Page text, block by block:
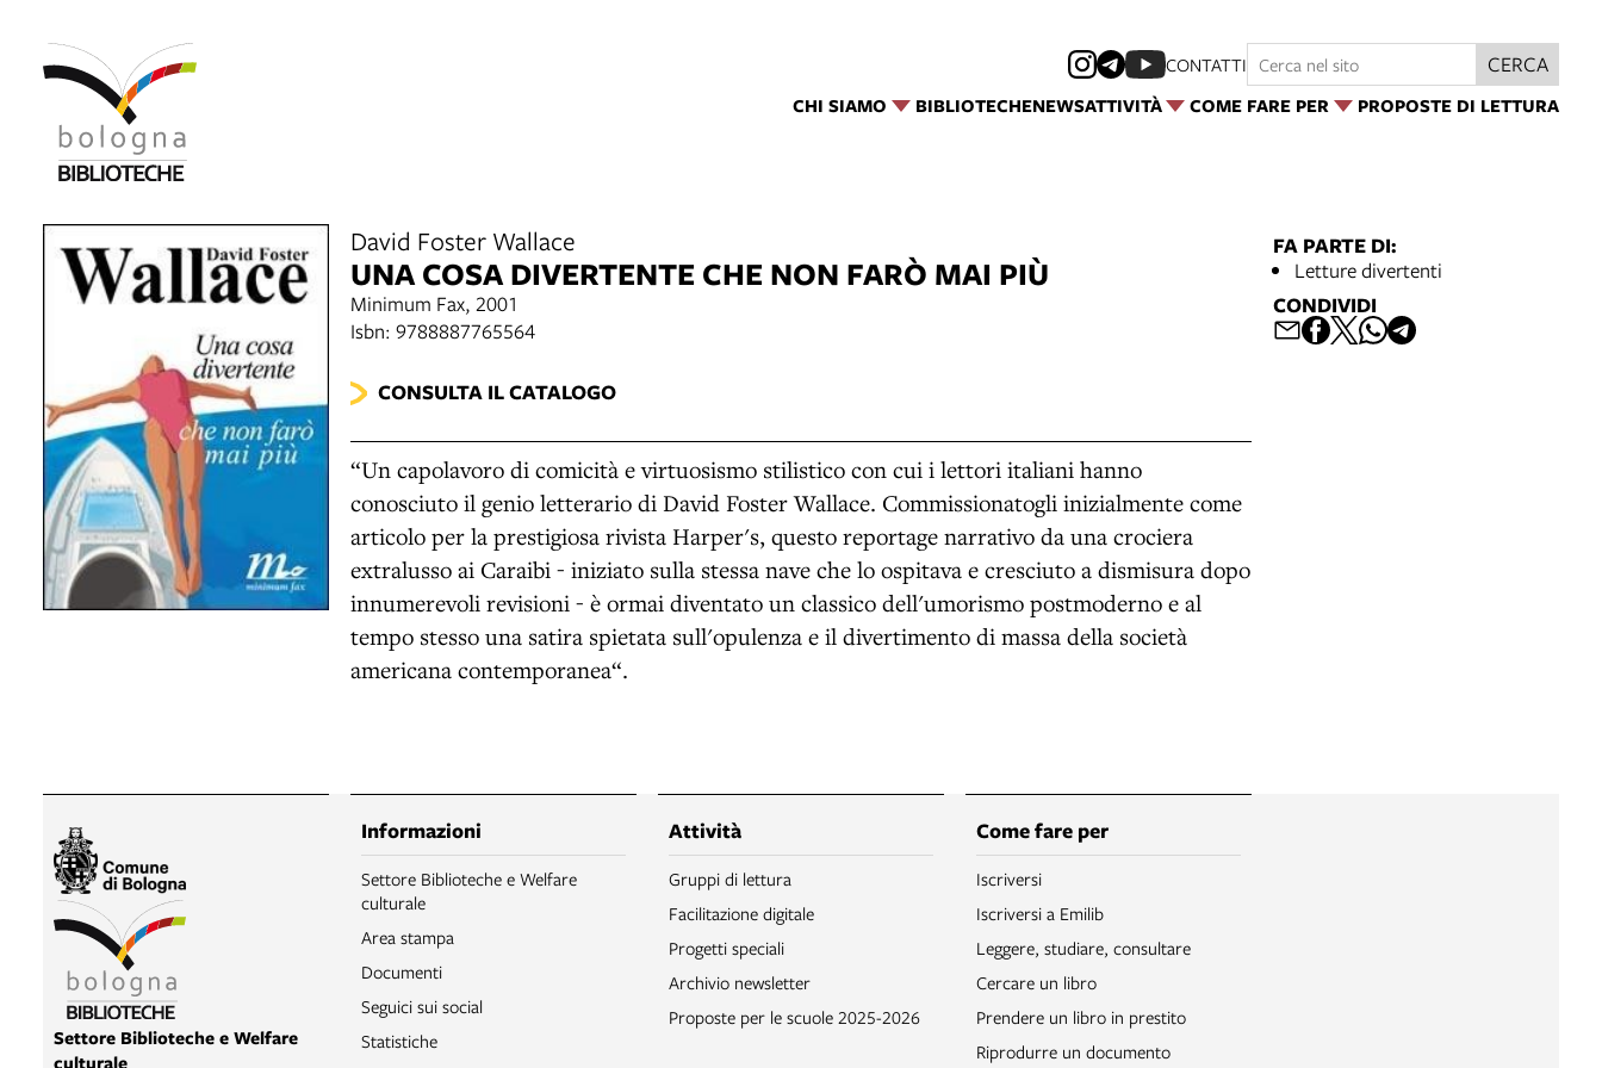
CHI SIAMO BIBLIOTECHENEWSATTIVITÀ COME FARE PER PROPOSTE DI LETTURA
CONTATTI CERCA
David Foster Wallace
UNA COSA DIVERTENTE CHE NON FARÒ MAI PIÙ
Minimum Fax, 2001
Isbn: 9788887765564
CONSULTA IL CATALOGO
“Un capolavoro di comicità e virtuosismo stilistico con cui i lettori italiani hanno
conosciuto il genio letterario di David Foster Wallace. Commissionatogli inizialmente come
articolo per la prestigiosa rivista Harper's, questo reportage narrativo da una crociera
extralusso ai Caraibi - iniziato sulla stessa nave che lo ospitava e cresciuto a dismisura dopo
innumerevoli revisioni - è ormai diventato un classico dell'umorismo postmoderno e al
tempo stesso una satira spietata sull'opulenza e il divertimento di massa della società
americana contemporanea“.
FA PARTE DI:
Letture divertenti
CONDIVIDI
Settore Biblioteche e Welfare
culturale
Informazioni
Settore Biblioteche e Welfare
culturale
Area stampa
Documenti
Seguici sui social
Statistiche
Attività
Gruppi di lettura
Facilitazione digitale
Progetti speciali
Archivio newsletter
Proposte per le scuole 2025-2026
Come fare per
Iscriversi
Iscriversi a Emilib
Leggere, studiare, consultare
Cercare un libro
Prendere un libro in prestito
Riprodurre un documento